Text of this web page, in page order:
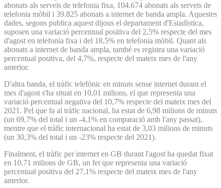
abonats als serveis de telefonia fixa, 104.674 abonats als serveis de
telefonia mòbil i 39.825 abonats a internet de banda ampla. Aquestes
dades, segons publica aquest dijous el departament d'Estadística,
suposen una variació percentual positiva del 2,5% respecte del mes
d'agost en telefonia fixa i del 18,5% en telefonia mòbil. Quant als
abonats a internet de banda ampla, també es registra una variació
percentual positiva, del 4,7%, respecte del mateix mes de l'any
anterior.
D'altra banda, el tràfic telefònic en minuts sense internet durant el
mes d'agost s'ha situat en 10,01 milions, el que representa una
variació percentual negativa del 10,7% respecte del mateix mes del
2021. Pel que fa al tràfic nacional, ha estat de 6,98 milions de minuts
(un 69,7% del total i un -4,1% en comparació amb l'any passat),
mentre que el tràfic internacional ha estat de 3,03 milions de minuts
(un 30,3% del total i un -23% respecte del 2021).
Finalment, el tràfic per internet en GB durant l'agost ha quedat fixat
en 10,71 milions de GB, un fet que representa una variació
percentual positiva del 27,1% respecte del mateix mes de l'any
anterior.